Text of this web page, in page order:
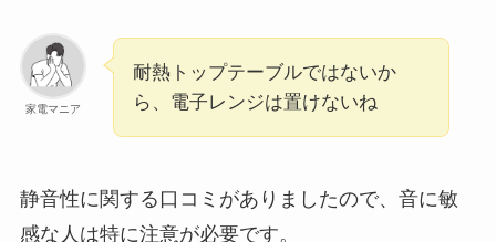
家電マニア
耐熱トップテーブルではないか
ら、電子レンジは置けないね
静音性に関する口コミがありましたので、音に敏
感な人は特に注意が必要です。